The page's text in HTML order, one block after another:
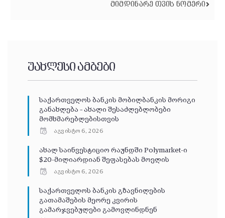
ᲛᲘᲛᲓᲘᲜᲐᲠᲔ ᲗᲕᲘᲡ ᲜᲝᲛᲔᲠᲘ
უახლესი ამბები
საქართველოს ბანკის მობილბანკის მორიგი
განახლება – ახალი შესაძლებლობები
მომხმარებლებისთვის
აგვისტო 6, 2026
ახალ საინვესტიციო რაუნდში Polymarket-ი
$20-მილიარდიან შეფასებას მოელის
აგვისტო 6, 2026
საქართველოს ბანკის გზავნილების
გათამაშების მეორე კვირის
გამარჯვებულები გამოვლინდნენ